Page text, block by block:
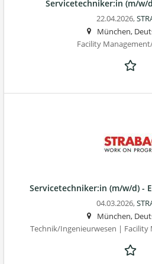
Servicetechniker:in (m/w/
22.04.2026,
München,
Facility
Servicetechniker:in (m/w/d) -
04.03.2026,
München,
Technik/Ingenieurwesen | Facility